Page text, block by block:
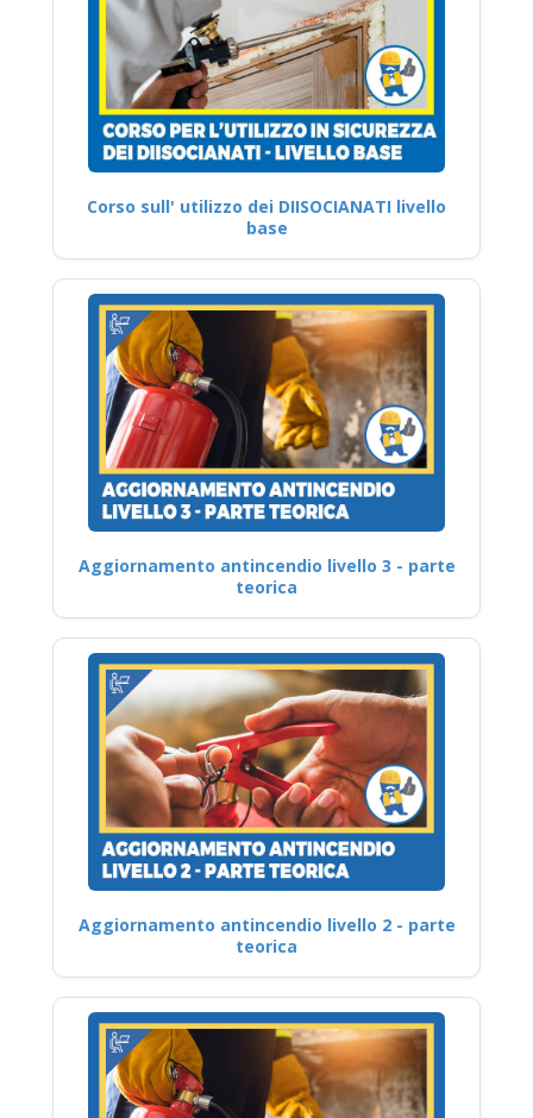
Corso sull' utilizzo dei DIISOCIANATI livello
base
Aggiornamento antincendio livello 3 - parte
teorica
Aggiornamento antincendio livello 2 - parte
teorica